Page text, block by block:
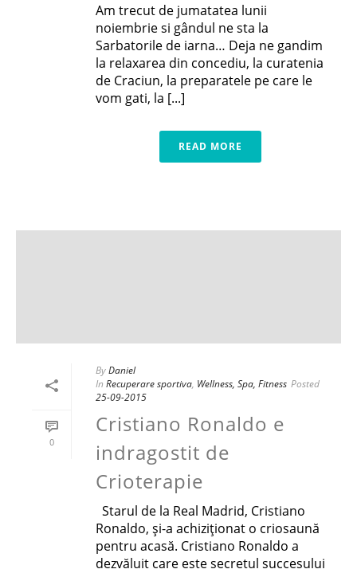
Am trecut de jumatatea lunii
noiembrie si gândul ne sta la
Sarbatorile de iarna… Deja ne gandim
la relaxarea din concediu, la curatenia
de Craciun, la preparatele pe care le
vom gati, la [...]
READ MORE
0
ByDaniel
In Recuperare sportiva, Wellness, Spa, Fitness Posted
25-09-2015
Cristiano Ronaldo e
indragostit de
Crioterapie
Starul de la Real Madrid, Cristiano
Ronaldo, şi-a achiziţionat o criosaună
pentru acasă. Cristiano Ronaldo a
dezvăluit care este secretul succesului